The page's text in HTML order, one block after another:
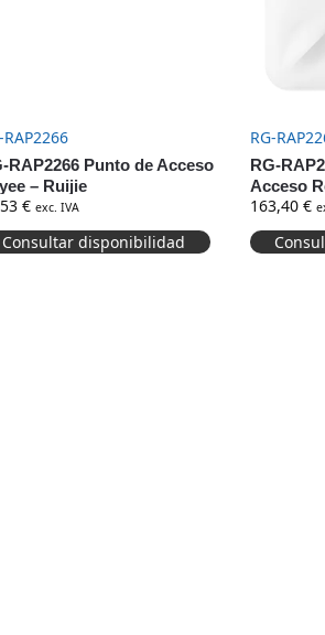
RAP2266
RAP2266 Punto de Acceso
– Ruijie
Wi-Fi 6
€ exc. IVA
Consultar disponibilidad
RG-
RG-
Acceso
163,40 €